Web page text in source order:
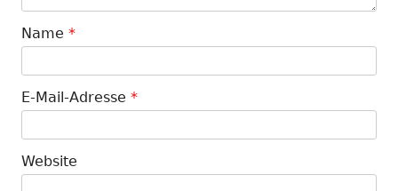
Name *
E-Mail-Adresse *
Website